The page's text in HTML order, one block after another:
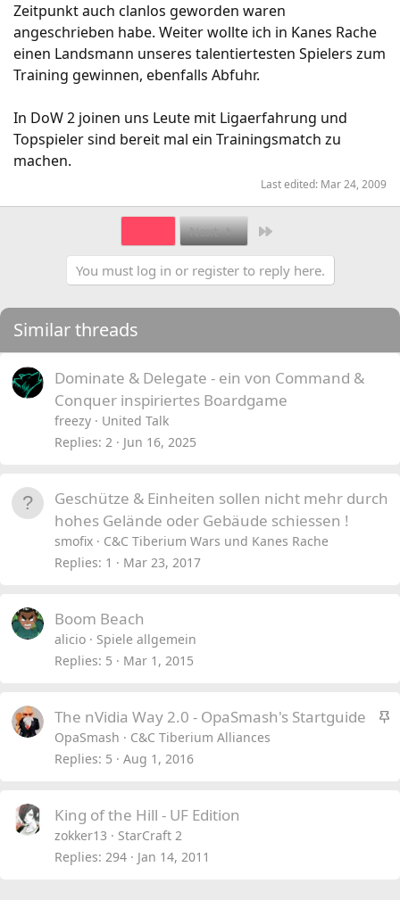
Zeitpunkt auch clanlos geworden waren
angeschrieben habe. Weiter wollte ich in Kanes Rache
einen Landsmann unseres talentiertesten Spielers zum
Training gewinnen, ebenfalls Abfuhr.
In DoW 2 joinen uns Leute mit Ligaerfahrung und
Topspieler sind bereit mal ein Trainingsmatch zu
machen.
Last edited: Mar 24, 2009
Next
You must log in or register to reply here.
Similar threads
Dominate & Delegate - ein von Command &
Conquer inspiriertes Boardgame
freezy
United Talk
Replies 2 Jun 16, 2025
Geschütze & Einheiten sollen nicht mehr durch
hohes Gelände oder Gebäude schiessen !
smofix
C&C Tiberium Wars und Kanes Rache
Replies 1 Mar 23, 2017
Boom Beach
alicio
Spiele allgemein
Replies 5 Mar 1, 2015
S
The nVidia Way 2.0 - OpaSmash's Startguide
OpaSmash
C&C Tiberium Alliances
Replies 5 Aug 1, 2016
King of the Hill - UF Edition
zokker13
StarCraft 2
Replies 294 Jan 14, 2011